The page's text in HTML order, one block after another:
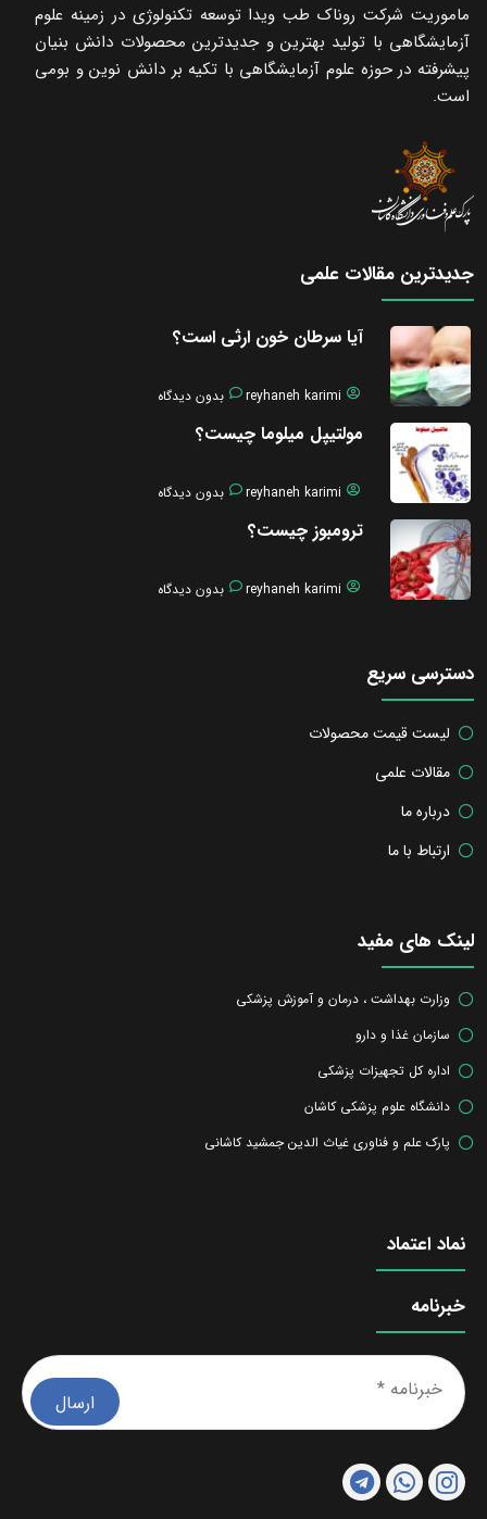
ماموریت شرکت روناک طب ویدا توسعه تکنولوژی در زمینه علوم
آزمایشگاهی با تولید بهترین و جدیدترین محصولات دانش بنیان
پیشرفته در حوزه علوم آزمایشگاهی با تکیه ‌بر دانش نوین و بومی
است.
جدیدترین مقالات علمی
آیا سرطان خون ارثی است؟
reyhaneh karimi بدون دیدگاه
مولتیپل میلوما چیست؟
reyhaneh karimi بدون دیدگاه
ترومبوز چیست؟
reyhaneh karimi بدون دیدگاه
دسترسی سریع
لیست قیمت محصولات
مقالات علمی
درباره ما
ارتباط با ما
لینک های مفید
وزارت بهداشت ، درمان و آموزش پزشکی
سازمان غذا و دارو
اداره کل تجهیزات پزشکی
دانشگاه علوم پزشکی کاشان
پارک علم و فناوری غیاث الدین جمشید کاشانی
نماد اعتماد
خبرنامه
*